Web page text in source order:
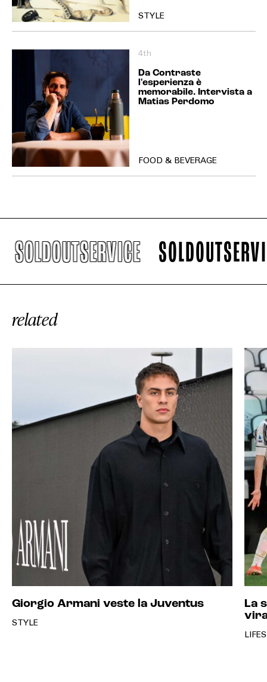
STYLE
4th
Da Contraste
l'esperienza è
memorabile. Intervista a
Matias Perdomo
FOOD & BEVERAGE
SOLDOUTSERVICE
related
Giorgio Armani veste la Juventus
STYLE
La